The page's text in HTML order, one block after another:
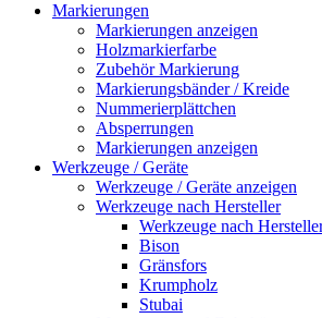
Markierungen
Markierungen anzeigen
Holzmarkierfarbe
Zubehör Markierung
Markierungsbänder / Kreide
Nummerierplättchen
Absperrungen
Markierungen anzeigen
Werkzeuge / Geräte
Werkzeuge / Geräte anzeigen
Werkzeuge nach Hersteller
Werkzeuge nach
Bison
Gränsfors
Krumpholz
Stubai